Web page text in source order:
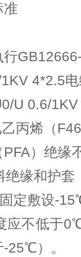
准
4*2.5
U 0.6/1KV
丙烯（
PFA）绝缘
绝缘和护套
定敷设-
应不低于
25℃）。